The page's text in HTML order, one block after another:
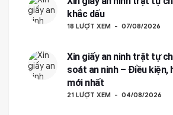
khắc dấu
18 LƯỢT XEM 07/08/2026
Xin giấy an ninh trật tự
soát an ninh – Điều kiện,
mới nhất
21 LƯỢT XEM 04/08/2026